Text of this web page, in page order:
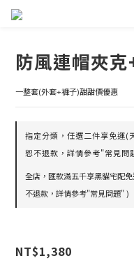
防風連帽夾
一整套(外套+褲子)甜甜價優惠
指定分類，任選二件享免運
恕不退款，詳情參考"常見問
全店，匯款滿五千享黑貓宅配
不退款，詳情參考"常見問題" )
NT$1,380